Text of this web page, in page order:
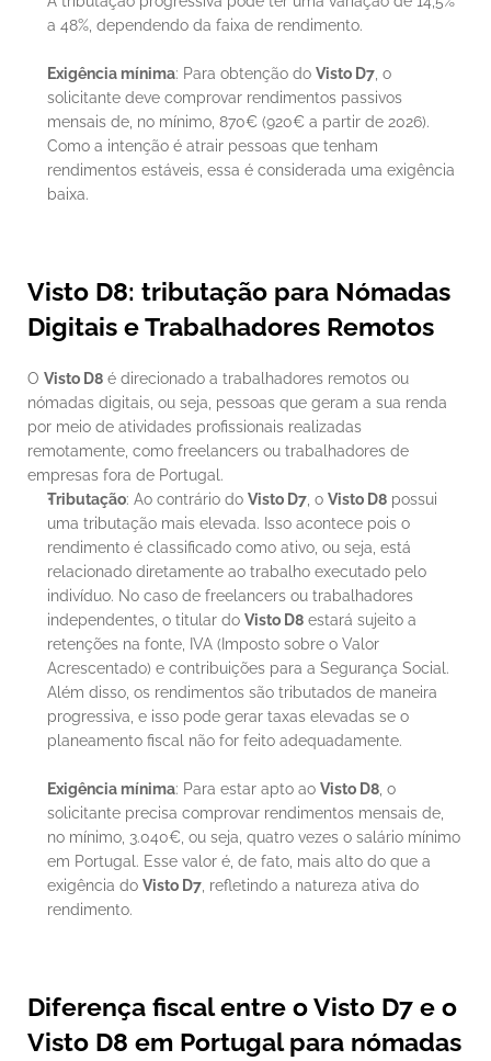
a 48%, dependendo da faixa de rendimento.
Exigência mínima: Para obtenção do Visto D7 , o
solicitante deve comprovar rendimentos passivos
mensais de, no mínimo, 870€ (920€ a partir de 2026).
Como a intenção é atrair pessoas que tenham
rendimentos estáveis, essa é considerada uma exigência
baixa.
Visto D8: tributação para Nómadas
Digitais e Trabalhadores Remotos
O Visto D8 é direcionado a trabalhadores remotos ou
nómadas digitais, ou seja, pessoas que geram a sua renda
por meio de atividades profissionais realizadas
remotamente, como freelancers ou trabalhadores de
empresas fora de Portugal.
Tributação: Ao contrário do Visto D7 , o Visto D8 possui
uma tributação mais elevada. Isso acontece pois o
rendimento é classificado como ativo, ou seja, está
relacionado diretamente ao trabalho executado pelo
indivíduo. No caso de freelancers ou trabalhadores
independentes, o titular do Visto D8 estará sujeito a
retenções na fonte, IVA (Imposto sobre o Valor
Acrescentado) e contribuições para a Segurança Social.
Além disso, os rendimentos são tributados de maneira
progressiva, e isso pode gerar taxas elevadas se o
planeamento fiscal não for feito adequadamente.
Exigência mínima: Para estar apto ao Visto D8 , o
solicitante precisa comprovar rendimentos mensais de,
no mínimo, 3.040€, ou seja, quatro vezes o salário mínimo
em Portugal. Esse valor é, de fato, mais alto do que a
exigência do Visto D7 , refletindo a natureza ativa do
rendimento.
Diferença fiscal entre o Visto D7 e o
Visto D8 em Portugal para nómadas